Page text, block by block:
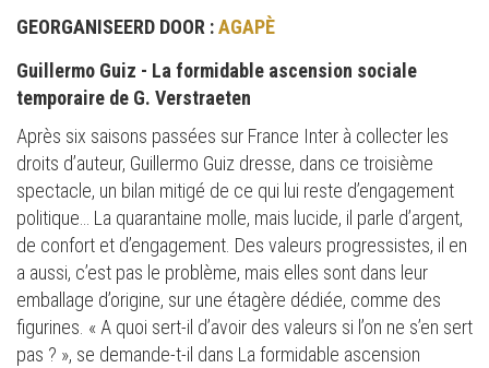
GEORGANISEERD DOOR :AGAPÈ
Guillermo Guiz - La formidable ascension sociale
temporaire de G. Verstraeten
Après six saisons passées sur France Inter à collecter les
droits d’auteur, Guillermo Guiz dresse, dans ce troisième
spectacle, un bilan mitigé de ce qui lui reste d’engagement
politique… La quarantaine molle, mais lucide, il parle d’argent,
de confort et d’engagement. Des valeurs progressistes, il en
a aussi, c’est pas le problème, mais elles sont dans leur
emballage d’origine, sur une étagère dédiée, comme des
figurines. « A quoi sert-il d’avoir des valeurs si l’on ne s’en sert
pas ? », se demande-t-il dans La formidable ascension